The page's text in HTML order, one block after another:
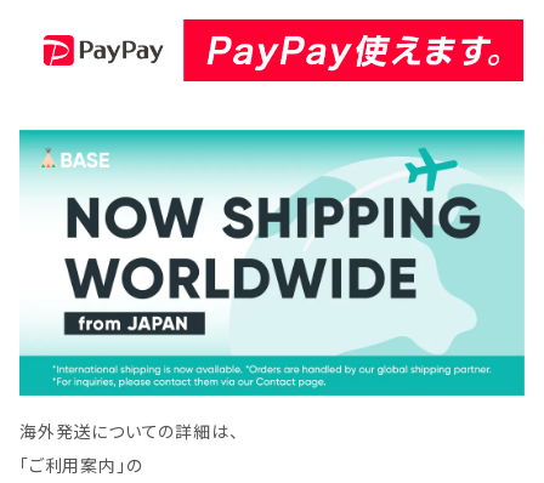
海外発送についての詳細は、
「ご利用案内」の